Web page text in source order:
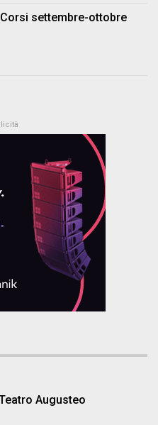
Corsi settembre-ottobre
Augusteo